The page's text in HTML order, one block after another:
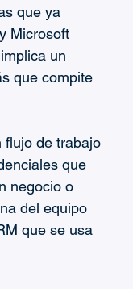
que ya
Microsoft
un
que compite
flujo de trabajo
que
negocio o
del equipo
que se usa